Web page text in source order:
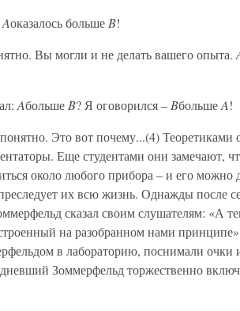
Aоказалось больше B!
Вы могли и не делать вашего опыта.
Aбольше B? Я оговорился – BбольшеA!
Это вот почему...(4) Теоретиками
Еще студентами они замечают,
около любого прибора – и его можно
их всю жизнь. Однажды после
сказал своим слушателям: «А
на разобранном нами
в лабораторию, поснимали
Зоммерфельд торжественно